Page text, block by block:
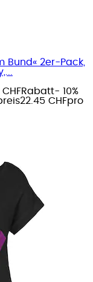
Bund« 2er-Pack,
Rabatt- 10%
22.45 CHFpro